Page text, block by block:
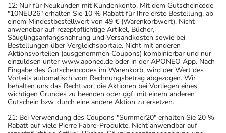
12: Nur für Neukunden mit Kundenkonto. Mit dem Gutscheincode
"10NEU26" erhalten Sie 10 % Rabatt für Ihre erste Bestellung, ab
einem Mindestbestellwert von 49 € (Warenkorbwert). Nicht
anwendbar auf rezeptpflichtige Artikel, Bücher,
Säuglingsanfangsnahrung und Versandkosten sowie bei
Bestellungen über Vergleichsportale. Nicht mit anderen
Aktionsvorteilen (ausgenommen Coupons) kombinierbar und nur
einzulösen unter www.aponeo.de oder in der APONEO App. Nach
Eingabe des Gutscheincodes im Warenkorb, wird der Wert des
Vorteils automatisch vom Rechnungsbetrag abgezogen. Wir
behalten uns das Recht vor, die Aktionen bei Vorliegen eines
wichtigen Grundes zu beenden oder ggf. mit einem anderen
Gutschein bzw. durch eine andere Aktion zu ersetzen.
21: Bei Verwendung des Coupons "Summer20" erhalten Sie 20 %
Rabatt auf viele Pierre Fabre-Produkte. Nicht anwendbar auf